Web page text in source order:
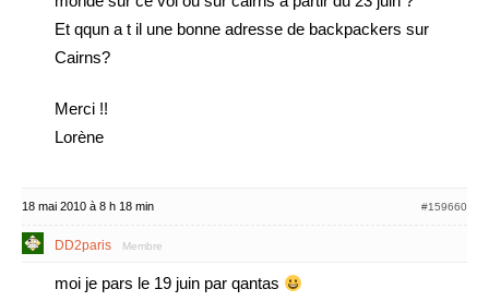
Et qqun a t il une bonne adresse de backpackers sur
Cairns?
Merci !!
Lorène
18 mai 2010 à 8 h 18 min #159660
DD2paris Membre
moi je pars le 19 juin par qantas